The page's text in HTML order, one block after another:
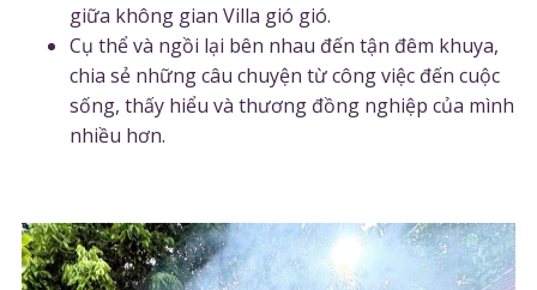
giữa không gian Villa gió gió.
Cụ thể và ngồi lại bên nhau đến tận đêm khuya,
chia sẻ những câu chuyện từ công việc đến cuộc
sống, thấy hiểu và thương đồng nghiệp của mình
nhiều hơn.